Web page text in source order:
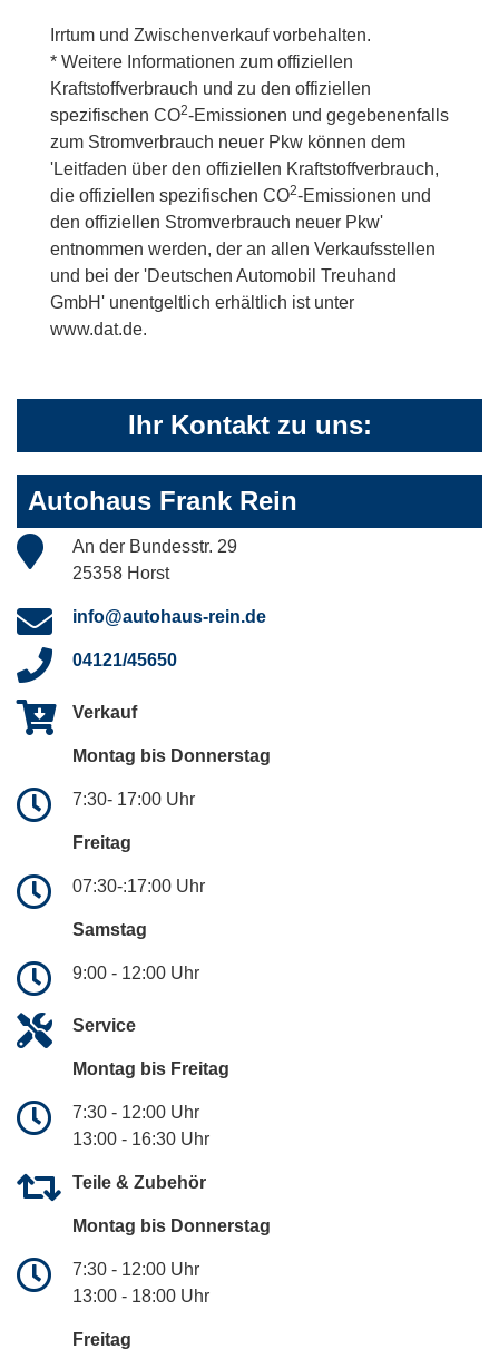
Irrtum und Zwischenverkauf vorbehalten.
* Weitere Informationen zum offiziellen
Kraftstoffverbrauch und zu den offiziellen
spezifischen CO2-Emissionen und gegebenenfalls
zum Stromverbrauch neuer Pkw können dem
'Leitfaden über den offiziellen Kraftstoffverbrauch,
die offiziellen spezifischen CO2-Emissionen und
den offiziellen Stromverbrauch neuer Pkw'
entnommen werden, der an allen Verkaufsstellen
und bei der 'Deutschen Automobil Treuhand
GmbH' unentgeltlich erhältlich ist unter
www.dat.de.
Ihr Kontakt zu uns:
Autohaus Frank Rein
An der Bundesstr. 29
25358 Horst
info@autohaus-rein.de
04121/45650
Verkauf
Montag bis Donnerstag
7:30- 17:00 Uhr
Freitag
07:30-:17:00 Uhr
Samstag
9:00 - 12:00 Uhr
Service
Montag bis Freitag
7:30 - 12:00 Uhr
13:00 - 16:30 Uhr
Teile & Zubehör
Montag bis Donnerstag
7:30 - 12:00 Uhr
13:00 - 18:00 Uhr
Freitag